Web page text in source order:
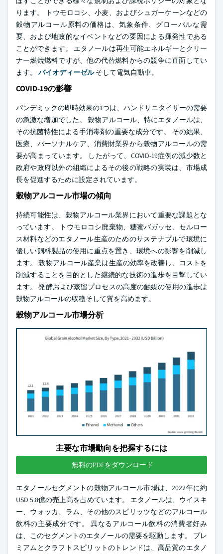
ります。 トウモロコシ、小麦、およびシュガーケーンなどの
穀物アルコール原料の価格は、気象条件、グローバルな需
要、および地政的なイベントなどの要因による揮発性である
ことができます。 エタノールは再生可能エネルギーとクリー
ナー燃焼燃料ですが、他の代替燃料からの競争に直面してい
ます。 バイオディーゼルそして電気自動車。
COVID-19の影響
パンデミックの即時効果の1つは、ハンドサニタイザーの需要
の急激な増加でした。 穀物アルコール、特にエタノールは、
その抗菌特性による手消毒剤の重要な成分です。 その結果、
医療、パーソナルケア、消費財業界から穀物アルコールの需
要が高まっています。 したがって、COVID-19症例の減少数と
政府や政府以外の組織によるその後の戦略の実装は、市場成
長を促進するために設定されています。
穀物アルコール市場の傾向
持続可能性は、穀物アルコール業界において重要な課題とな
っています。 トウモロコシ廃棄物、糖蜜バガッセ、セルロー
ス材料などのエタノール生産のためのサステナブルで環境に
優しい飼料製品の使用に重点を置き、環境への影響を削減し
ます。 穀物アルコール産業は生産の効率を改善し、コストを
削減することを目的とした継続的な技術の進歩を目撃してい
ます。 発酵および蒸留プロセスの高度の触媒の使用の進歩は
穀物アルコールの収穫そして質を高めます。
穀物アルコール市場分析
主要な市場動向を把握するには
無料のPDFをダウンロード
エタノールセグメントの穀物アルコール市場は、2022年に約
USD 5.8億の売上高を占めています。 エタノールは、ウイスキ
ー、ウォッカ、ラム、その他のスピリッツなどのアルコール
飲料の主要成分です。 異なるアルコール飲料の消費者好み
は、このセグメントのエタノールの需要を駆動します。 プレ
ミアムとクラフトスピリットのトレンドは、高品質のエタノ